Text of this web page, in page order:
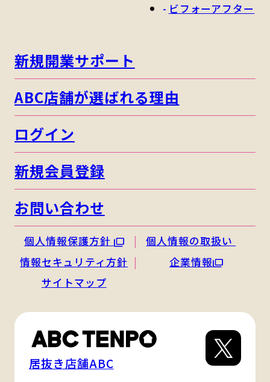
ビフォーアフター
新規開業サポート
ABC店舗が選ばれる理由
ログイン
新規会員登録
お問い合わせ
個人情報保護方針
個人情報の取扱い
情報セキュリティ方針
企業情報
サイトマップ
居抜き店舗ABC